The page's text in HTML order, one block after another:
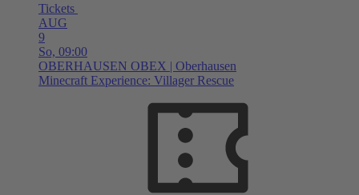
Tickets
AUG
9
So, 09:00
OBERHAUSEN OBEX | Oberhausen
Minecraft Experience: Villager Rescue